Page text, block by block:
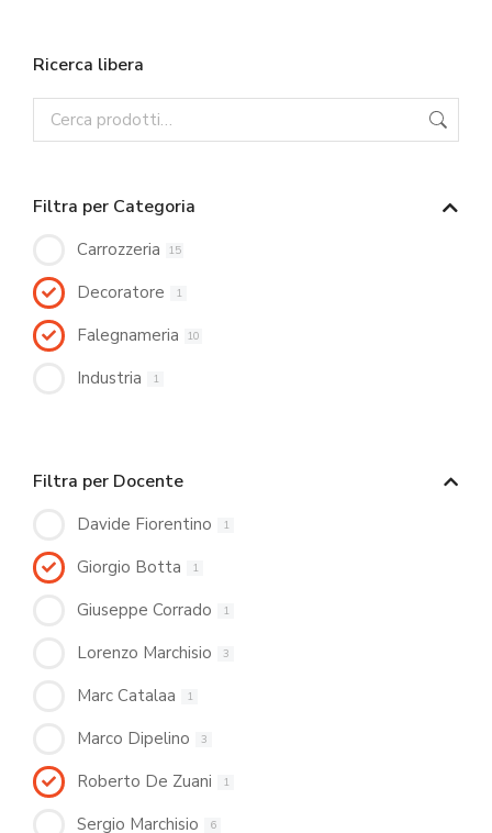
Ricerca libera
Filtra per Categoria
Carrozzeria 15
Decoratore 1
Falegnameria 10
Industria 1
Filtra per Docente
Davide Fiorentino 1
Giorgio Botta 1
Giuseppe Corrado 1
Lorenzo Marchisio 3
Marc Catalaa 1
Marco Dipelino 3
Roberto De Zuani 1
Sergio Marchisio 6